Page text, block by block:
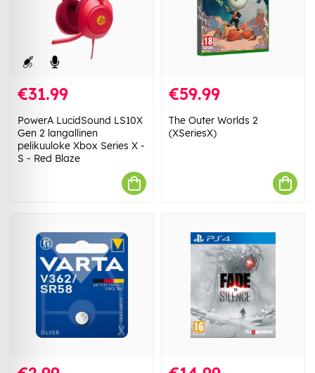
€31.99
PowerA LucidSound LS10X
Gen 2 langallinen
pelikuuloke Xbox Series X -
S - Red Blaze
€59.99
The Outer Worlds 2
(XSeriesX)